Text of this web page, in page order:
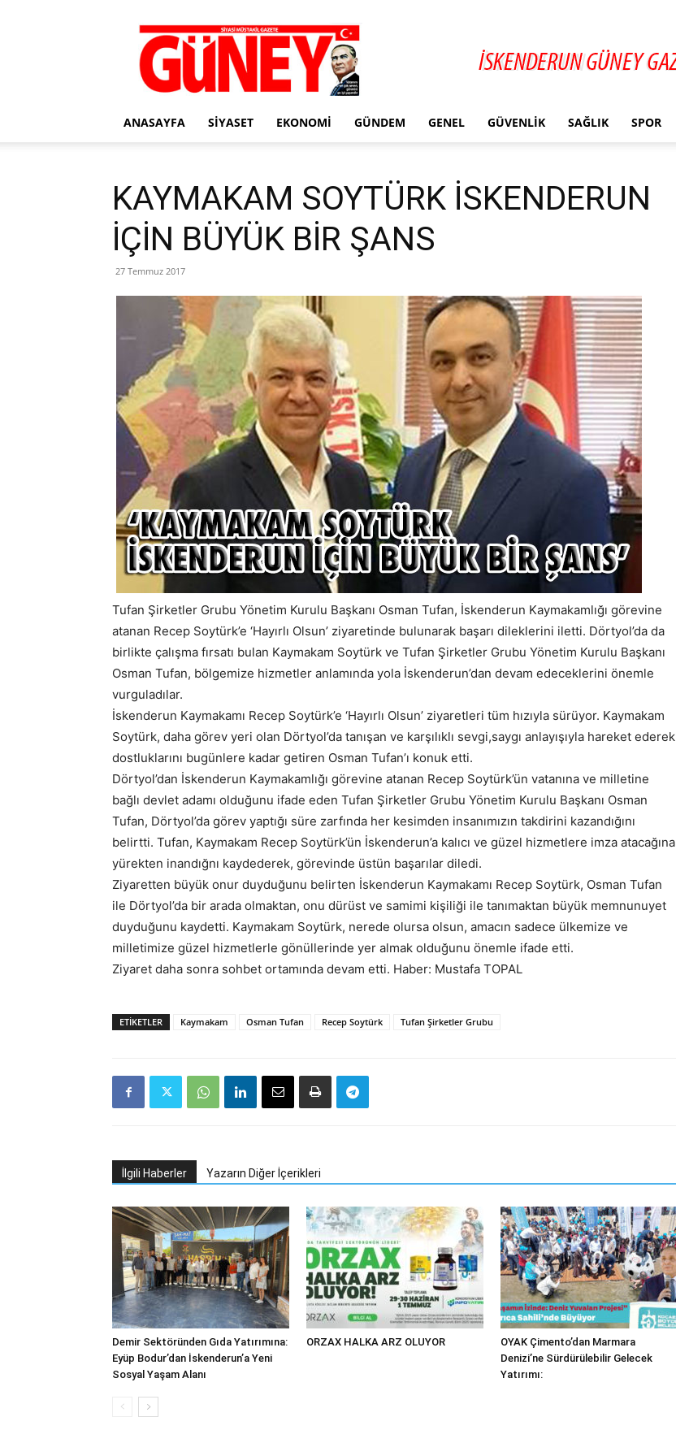
Gazete
Güney
ANASAYFA SIYASET EKONOMI GÜNDEM GENEL GÜVENLIK SAĞLIK SPOR
KAYMAKAM SOYTÜRK İSKENDERUN
İÇİN BÜYÜK BİR ŞANS
27 Temmuz 2017
Tufan Şirketler Grubu Yönetim Kurulu Başkanı Osman Tufan, İskenderun Kaymakamlığı görevine
atanan Recep Soytürk’e ‘Hayırlı Olsun’ ziyaretinde bulunarak başarı dileklerini iletti. Dörtyol’da da
birlikte çalışma fırsatı bulan Kaymakam Soytürk ve Tufan Şirketler Grubu Yönetim Kurulu Başkanı
Osman Tufan, bölgemize hizmetler anlamında yola İskenderun’dan devam edeceklerini önemle
vurguladılar.
İskenderun Kaymakamı Recep Soytürk’e ‘Hayırlı Olsun’ ziyaretleri tüm hızıyla sürüyor. Kaymakam
Soytürk, daha görev yeri olan Dörtyol’da tanışan ve karşılıklı sevgi,saygı anlayışıyla hareket ederek
dostluklarını bugünlere kadar getiren Osman Tufan’ı konuk etti.
Dörtyol’dan İskenderun Kaymakamlığı görevine atanan Recep Soytürk’ün vatanına ve milletine
bağlı devlet adamı olduğunu ifade eden Tufan Şirketler Grubu Yönetim Kurulu Başkanı Osman
Tufan, Dörtyol’da görev yaptığı süre zarfında her kesimden insanımızın takdirini kazandığını
belirtti. Tufan, Kaymakam Recep Soytürk’ün İskenderun’a kalıcı ve güzel hizmetlere imza atacağına
yürekten inandığnı kaydederek, görevinde üstün başarılar diledi.
Ziyaretten büyük onur duyduğunu belirten İskenderun Kaymakamı Recep Soytürk, Osman Tufan
ile Dörtyol’da bir arada olmaktan, onu dürüst ve samimi kişiliği ile tanımaktan büyük memnunuyet
duyduğunu kaydetti. Kaymakam Soytürk, nerede olursa olsun, amacın sadece ülkemize ve
milletimize güzel hizmetlerle gönüllerinde yer almak olduğunu önemle ifade etti.
Ziyaret daha sonra sohbet ortamında devam etti. Haber: Mustafa TOPAL
ETIKETLER Kaymakam Osman Tufan Recep Soytürk Tufan Şirketler Grubu
İlgili Haberler Yazarın Diğer İçerikleri
Demir Sektöründen Gıda Yatırımına:
Eyüp Bodur’dan İskenderun’a Yeni
Sosyal Yaşam Alanı
ORZAX HALKA ARZ OLUYOR
OYAK Çimento’dan Marmara
Denizi’ne Sürdürülebilir Gelecek
Yatırımı: